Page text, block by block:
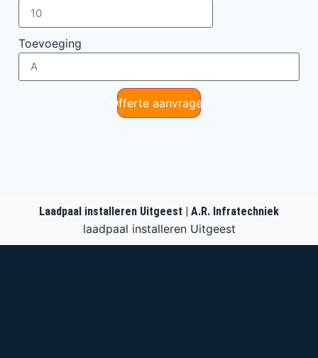
Toevoeging
Offerte aanvragen
Laadpaal installeren Uitgeest | A.R. Infratechniek
laadpaal installeren Uitgeest